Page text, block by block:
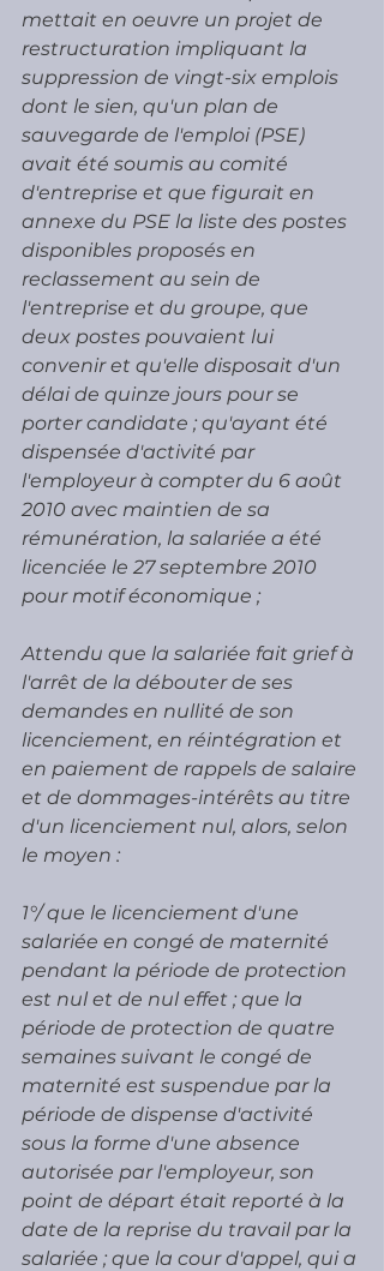
mettait en oeuvre un projet de
restructuration impliquant la
suppression de vingt-six emplois
dont le sien, qu'un plan de
sauvegarde de l'emploi (PSE)
avait été soumis au comité
d'entreprise et que figurait en
annexe du PSE la liste des postes
disponibles proposés en
reclassement au sein de
l'entreprise et du groupe, que
deux postes pouvaient lui
convenir et qu'elle disposait d'un
délai de quinze jours pour se
porter candidate ; qu'ayant été
dispensée d'activité par
l'employeur à compter du 6 août
2010 avec maintien de sa
rémunération, la salariée a été
licenciée le 27 septembre 2010
pour motif économique ;
Attendu que la salariée fait grief à
l'arrêt de la débouter de ses
demandes en nullité de son
licenciement, en réintégration et
en paiement de rappels de salaire
et de dommages-intérêts au titre
d'un licenciement nul, alors, selon
le moyen :
1°/ que le licenciement d'une
salariée en congé de maternité
pendant la période de protection
est nul et de nul effet ; que la
période de protection de quatre
semaines suivant le congé de
maternité est suspendue par la
période de dispense d'activité
sous la forme d'une absence
autorisée par l'employeur, son
point de départ était reporté à la
date de la reprise du travail par la
salariée ; que la cour d'appel, qui a